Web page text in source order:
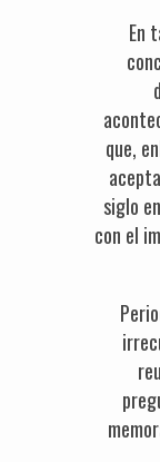
En
que,
siglo
con el